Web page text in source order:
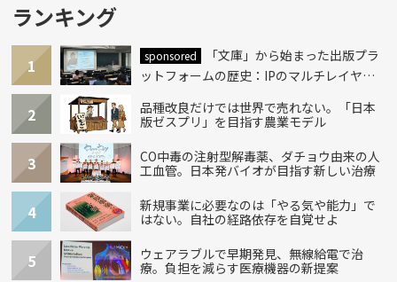
ランキング
1 sponsored
「文庫」から始まった出版プラ
ットフォームの歴史：IPのマルチレイヤー
2
品種改良だけでは世界で売れない。「日本
版ゼスプリ」を目指す農業モデル
3
CO中毒の注射型解毒薬、ダチョウ由来の人
工血管。日本発バイオが目指す新しい治療
4
新規事業に必要なのは「やる気や能力」で
はない。自社の経路依存を自覚せよ
5
ウェアラブルで早期発見、無線給電で治
療。負担を減らす医療機器の新提案